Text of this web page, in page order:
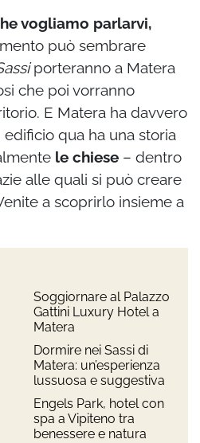
vogliamo parlarvi,
può sembrare
porteranno a Matera
che poi vorranno
E Matera ha davvero
qua ha una storia
le chiese – dentro
alle quali si può creare
a scoprirlo insieme a
Soggiornare al Palazzo
Gattini Luxury Hotel a
Matera
Dormire nei Sassi di
Matera: un’esperienza
lussuosa e suggestiva
Engels Park, hotel con
spa a Vipiteno tra
benessere e natura